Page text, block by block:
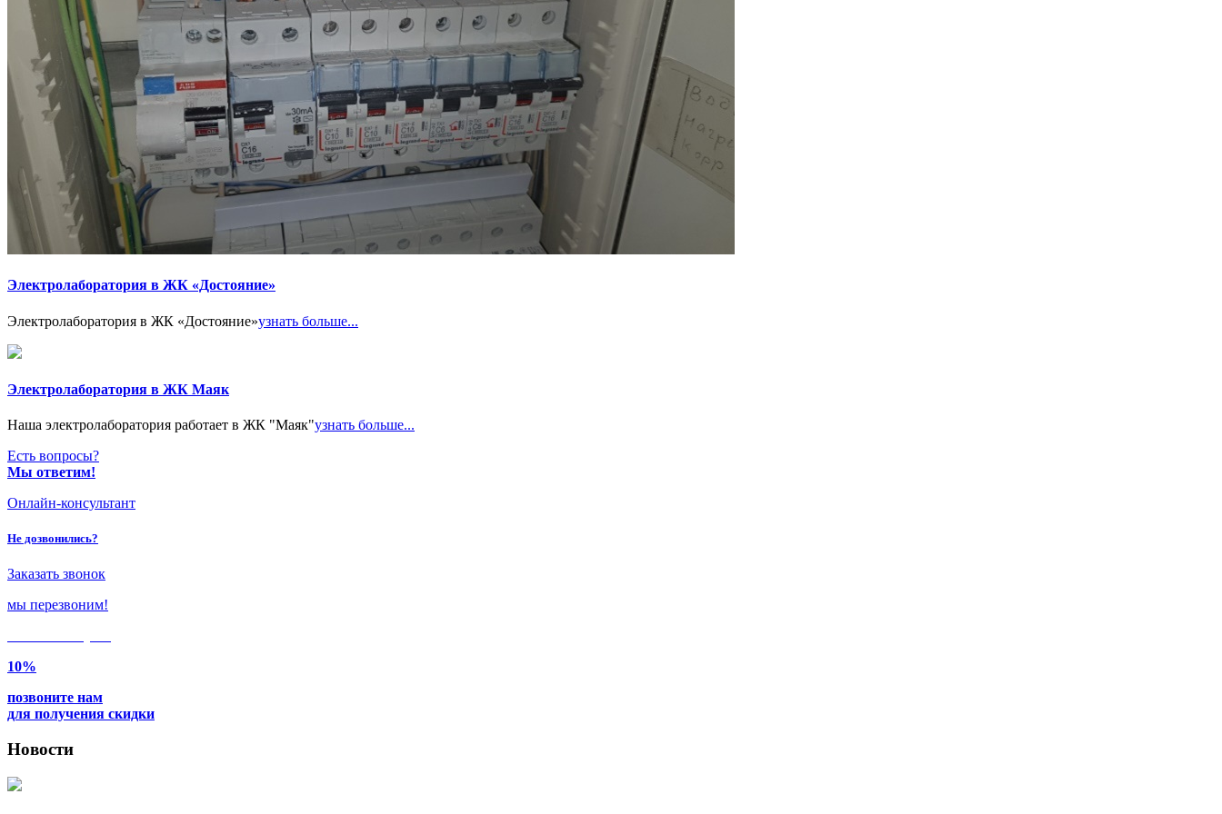
Электролаборатория в ЖК «Достояние»
Электролаборатория в ЖК «Достояние»узнать больше...
Электролаборатория в ЖК Маяк
Наша электролаборатория работает в ЖК "Маяк"узнать больше...
Есть вопросы?
Мы ответим!
Онлайн-консультант
Не дозвонились?
Заказать звонок
мы перезвоним!
10%
позвоните нам
для получения скидки
Новости